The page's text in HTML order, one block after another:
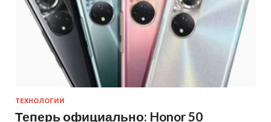
ТЕХНОЛОГИИ
Теперь официально: Honor 50